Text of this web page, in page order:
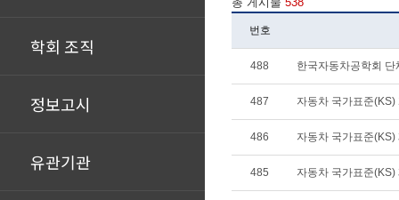
학회 조직
정보고시
유관기관
번호
488 한국자동차공학회
487 자동차 국가표준
486 자동차 국가표준
485 자동차 국가표준